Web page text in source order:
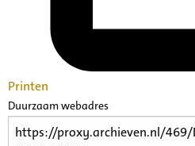
Printen
Duurzaam webadres